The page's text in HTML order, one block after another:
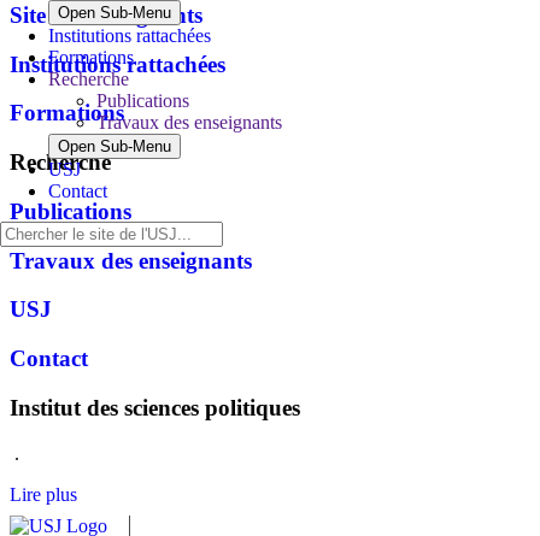
Open Sub-Menu
Institutions rattachées
Formations
Recherche
Publications
Travaux des enseignants
Open Sub-Menu
USJ
Contact
Site des enseignants
Institutions rattachées
Formations
Recherche
Publications
Travaux des enseignants
USJ
Contact
Institut des sciences politiques
.
Lire plus